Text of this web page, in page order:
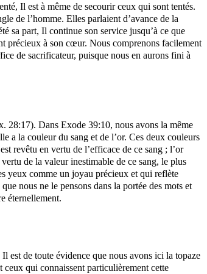
Il est à même de secourir ceux qui sont tentés.
de l’homme. Elles parlaient d’avance de la
sa part, Il continue son service jusqu’à ce que
précieux à son cœur. Nous comprenons facilement
de sacrificateur, puisque nous en aurons fini à
28:17). Dans Exode 39:10, nous avons la même
a la couleur du sang et de l’or. Ces deux couleurs
revêtu en vertu de l’efficace de ce sang ; l’or
de la valeur inestimable de ce sang, le plus
yeux comme un joyau précieux et qui reflète
nous ne le pensons dans la portée des mots et
éternellement.
est de toute évidence que nous avons ici la topaze
ceux qui connaissent particulièrement cette